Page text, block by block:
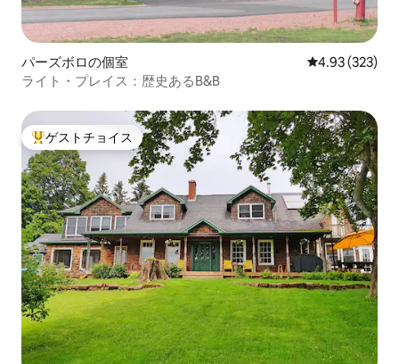
パーズボロの個室 レビュー323
4.93 (323)
ライト・プレイス：歴史あるB&B
大好評のゲストチョイスです。
ゲストチョイス